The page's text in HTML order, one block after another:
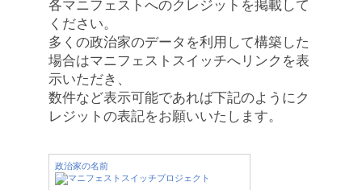
各マニフェストへのクレジットを掲載して
ください。
多くの政治家のデータを利用して構築した
場合はマニフェストスイッチへリンクを表
示いただき、
数件など表示可能であれば下記のようにク
レジットの表記をお願いいたします。
政治家の名前